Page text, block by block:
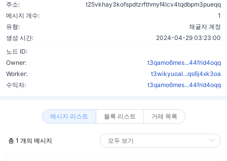
주소:
t25vkhay3kofspdtzrfthmyf4lcv4tqdbpm3pueqq
메시지 개수:
1
유형:
채굴자 계정
생성 시간:
2024-04-29 03:23:00
노드 ID:
Owner:
t3qamo6mes...44frid4oqq
Worker:
t3wikyuoal...qs6j4xk3oa
수익자:
t3qamo6mes...44frid4oqq
메시지 리스트 블록 리스트 거래 목록
총 1 개의 메시지